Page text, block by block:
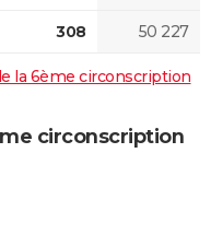
308 50 227
la 6ème circonscription
circonscription